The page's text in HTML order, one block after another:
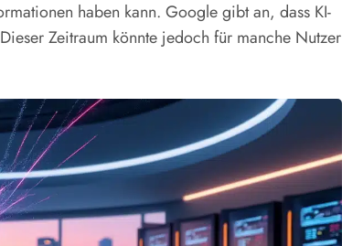
haben kann. Google gibt an, dass KI-
Zeitraum könnte jedoch für manche Nutzer